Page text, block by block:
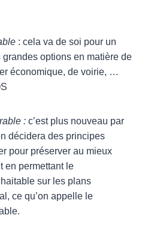
: cela va de soi pour un
options en matière de
économique, de voirie, …
: c’est plus nouveau par
décidera des principes
pour préserver au mieux
en permettant le
sur les plans
ce qu’on appelle le